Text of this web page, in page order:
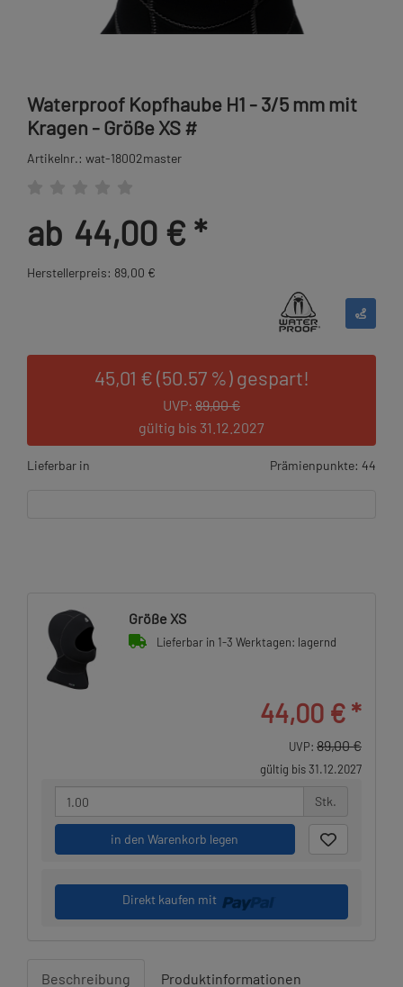
Waterproof Kopfhaube H1 - 3/5 mm mit
Kragen - Größe XS #
Artikelnr.: wat-18002master
ab 44,00 € *
Herstellerpreis: 89,00 €
45,01 € (50.57 %) gespart!
UVP: 89,00 €
gültig bis 31.12.2027
Lieferbar in Prämienpunkte: 44
Größe XS
Lieferbar in 1-3 Werktagen: lagernd
44,00 € *
UVP: 89,00 €
gültig bis 31.12.2027
Stk.
in den Warenkorb legen
Direkt kaufen mit
Beschreibung Produktinformationen